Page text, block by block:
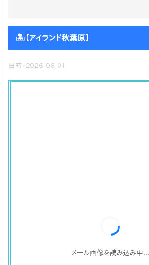
🏝️【アイランド秋葉原】
日時：2026-06-01
メール画像を読み込み中...